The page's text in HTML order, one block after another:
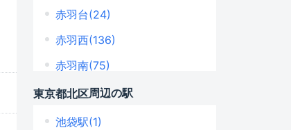
赤羽台(24)
赤羽西(136)
赤羽南(75)
岩淵町(50)
浮間(185)
東京都北区周辺の駅
池袋駅(1)